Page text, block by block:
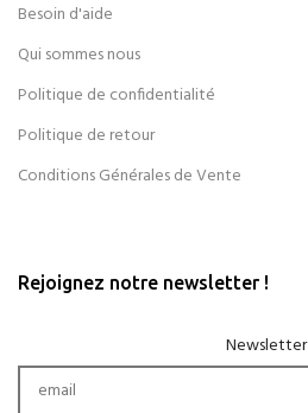
Besoin d'aide
Qui sommes nous
Politique de confidentialité
Politique de retour
Conditions Générales de Vente
Rejoignez notre newsletter !
Newsletter